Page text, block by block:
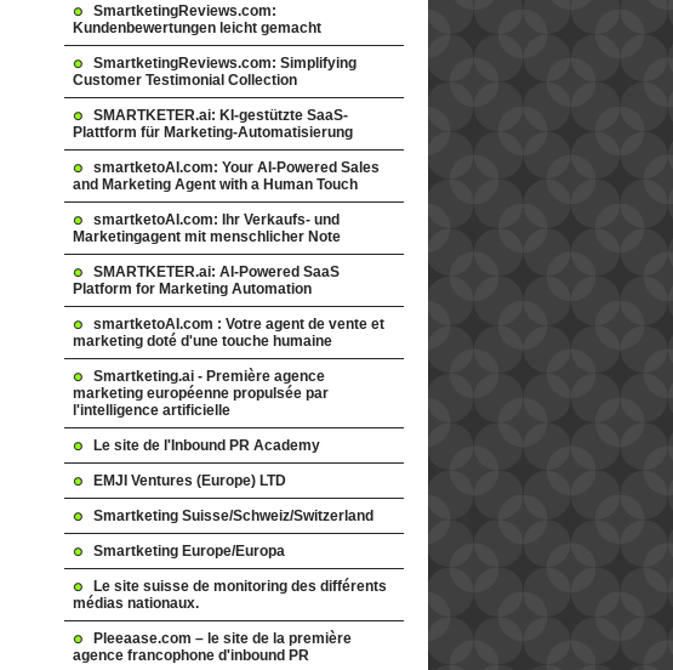
SmartketingReviews.com:
Kundenbewertungen leicht gemacht
SmartketingReviews.com: Simplifying
Customer Testimonial Collection
SMARTKETER.ai: KI-gestützte SaaS-
Plattform für Marketing-Automatisierung
smartketoAI.com: Your AI-Powered Sales
and Marketing Agent with a Human Touch
smartketoAI.com: Ihr Verkaufs- und
Marketingagent mit menschlicher Note
SMARTKETER.ai: AI-Powered SaaS
Platform for Marketing Automation
smartketoAI.com : Votre agent de vente et
marketing doté d'une touche humaine
Smartketing.ai - Première agence
marketing européenne propulsée par
l'intelligence artificielle
Le site de l'Inbound PR Academy
EMJI Ventures (Europe) LTD
Smartketing Suisse/Schweiz/Switzerland
Smartketing Europe/Europa
Le site suisse de monitoring des différents
médias nationaux.
Pleeaase.com – le site de la première
agence francophone d'inbound PR